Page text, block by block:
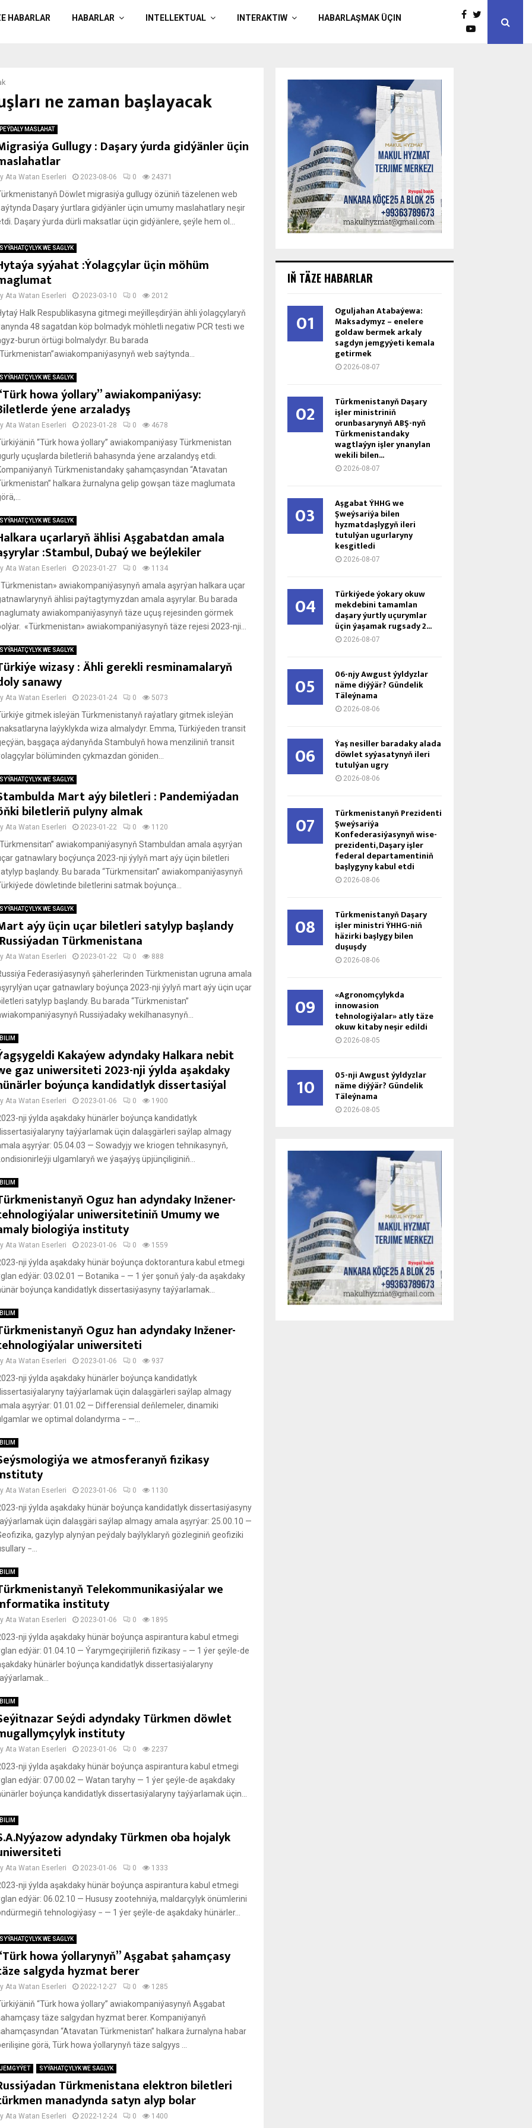
HABARLAR HABARLAR INTELLEKTUAL INTERAKTIW HABARLAŞMAK ÜÇIN
ne zaman başlayacak
PEÝDALY MASLAHAT
Gullugy : Daşary ýurda gidýänler üçin
Ata Watan Eserleri 2023-08-06 0 24371
Döwlet migrasiýa gullugy özüniň täzelenen web
Daşary ýurtlara gidýänler üçin umumy maslahatlary neşir
Daşary ýurda dürli maksatlar üçin gidýänlere, şeýle hem ol...
SYÝAHATÇYLYK WE SAGLYK
syýahat :Ýolagçylar üçin möhüm
Ata Watan Eserleri 2023-03-10 0 2012
Halk Respublikasyna gitmegi meýilleşdirýän ähli ýolagçylaryň
48 sagatdan köp bolmadyk möhletli negatiw PCR testi we
burun örtügi bolmalydyr. Bu barada
web saýtynda...
SYÝAHATÇYLYK WE SAGLYK
howa ýollary” awiakompaniýasy:
ýene arzaladyş
Ata Watan Eserleri 2023-01-28 0 4678
“Türk howa ýollary” awiakompaniýasy Türkmenistan
uçuşlarda biletleriň bahasynda ýene arzalandyş etdi.
Türkmenistandaky şahamçasyndan “Atavatan
halkara žurnalyna gelip gowşan täze maglumata
SYÝAHATÇYLYK WE SAGLYK
uçarlaryň ählisi Aşgabatdan amala
:Stambul, Dubaý we beýlekiler
Ata Watan Eserleri 2023-01-27 0 1134
awiakompaniýasynyň amala aşyrýan halkara uçar
ählisi paýtagtymyzdan amala aşyrylar. Bu barada
awiakompaniýasynyň täze uçuş rejesinden görmek
«Türkmenistan» awiakompaniýasynyň täze rejesi 2023-nji...
SYÝAHATÇYLYK WE SAGLYK
wizasy : Ähli gerekli resminamalaryň
sanawy
Ata Watan Eserleri 2023-01-24 0 5073
gitmek isleýän Türkmenistanyň raýatlary gitmek isleýän
laýyklykda wiza almalydyr. Emma, Türkiýeden transit
başgaça aýdanyňda Stambulyň howa menziliniň transit
bölüminden çykmazdan göniden...
SYÝAHATÇYLYK WE SAGLYK
Mart aýy biletleri : Pandemiýadan
biletleriň pulyny almak
Ata Watan Eserleri 2023-01-22 0 1120
awiakompaniýasynyň Stambuldan amala aşyrýan
gatnawlary boçýunça 2023-nji ýylyň mart aýy üçin biletleri
başlandy. Bu barada “Türkmensitan” awiakompaniýasynyň
döwletinde biletlerini satmak boýunça...
SYÝAHATÇYLYK WE SAGLYK
aýy üçin uçar biletleri satylyp başlandy
Türkmenistana
Ata Watan Eserleri 2023-01-22 0 888
Federasiýasynyň şäherlerinden Türkmenistan ugruna amala
uçar gatnawlary boýunça 2023-nji ýylyň mart aýy üçin uçar
satylyp başlandy. Bu barada “Türkmenistan”
Russiýadaky wekilhanasynyň...
BILIM
Kakaýew adyndaky Halkara nebit
gaz uniwersiteti 2023-nji ýylda aşakdaky
boýunça kandidatlyk dissertasiýal
Ata Watan Eserleri 2023-01-06 0 1900
nji ýylda aşakdaky hünärler boýunça kandidatlyk
taýýarlamak üçin dalaşgärleri saýlap almagy
aşyrýar: 05.04.03 — Sowadyjy we kriogen tehnikasynyň,
ulgamlaryň we ýaşaýyş üpjünçiliginiň...
BILIM
Oguz han adyndaky Inžener-
uniwersitetiniň Umumy we
biologiýa instituty
Ata Watan Eserleri 2023-01-06 0 1559
nji ýylda aşakdaky hünär boýunça doktorantura kabul etmegi
edýär: 03.02.01 — Botanika − — 1 ýer şonuň ýaly-da aşakdaky
boýunça kandidatlyk dissertasiýasyny taýýarlamak...
BILIM
Oguz han adyndaky Inžener-
uniwersiteti
Ata Watan Eserleri 2023-01-06 0 937
nji ýylda aşakdaky hünärler boýunça kandidatlyk
taýýarlamak üçin dalaşgärleri saýlap almagy
aşyrýar: 01.01.02 — Differensial deň­lemeler, dinamiki
we optimal dolandyrma − —...
BILIM
we atmosferanyň fizikasy
Ata Watan Eserleri 2023-01-06 0 1130
nji ýylda aşakdaky hünär boýunça kandidatlyk dissertasiýasyny
üçin dalaşgäri saýlap almagy amala aşyrýar: 25.00.10 —
gazylyp alynýan peýdaly baýlyklaryň gözleginiň geofiziki
−...
BILIM
Telekommunikasiýalar we
instituty
Ata Watan Eserleri 2023-01-06 0 1895
nji ýylda aşakdaky hünär boýunça aspirantura kabul etmegi
edýär: 01.04.10 — Ýarymgeçirijileriň fizikasy − — 1 ýer şeýle-de
hünärler boýunça kandidatlyk dissertasiýalaryny
BILIM
Seýdi adyndaky Türkmen döwlet
instituty
Ata Watan Eserleri 2023-01-06 0 2237
nji ýylda aşakdaky hünär boýunça aspirantura kabul etmegi
edýär: 07.00.02 — Watan taryhy — 1 ýer şeýle-de aşakdaky
boýunça kandidatlyk dissertasiýalaryny taýýarlamak üçin...
BILIM
adyndaky Türkmen oba hojalyk
Ata Watan Eserleri 2023-01-06 0 1333
nji ýylda aşakdaky hünär boýunça aspirantura kabul etmegi
edýär: 06.02.10 — Hususy zootehniýa, maldarçylyk önümlerini
tehnologiýasy − — 1 ýer şeýle-de aşakdaky hünärler...
SYÝAHATÇYLYK WE SAGLYK
howa ýollarynyň” Aşgabat şahamçasy
salgyda hyzmat berer
Ata Watan Eserleri 2022-12-27 0 1285
“Türk howa ýollary” awiakompaniýasynyň Aşgabat
täze salgydan hyzmat berer. Kompaniýanyň
“Atavatan Türkmenistan” halkara žurnalyna habar
görä, Türk howa ýollarynyň täze salgyys ...
JEMGYÝET SYÝAHATÇYLYK WE SAGLYK
Türkmenistana elektron biletleri
manadynda satyn alyp bolar
Ata Watan Eserleri 2022-12-24 0 1400
IŇ TÄZE HABARLAR
01 Oguljahan Atabaýewa:
Maksadymyz – enelere
goldaw bermek arkaly
sagdyn jemgyýeti kemala
getirmek
2026-08-07
02 Türkmenistanyň Daşary
işler ministriniň
orunbasarynyň ABŞ-nyň
Türkmenistandaky
wagtlaýyn işler ynanylan
wekili bilen...
2026-08-07
03 Aşgabat ÝHHG we
Şweýsariýa bilen
hyzmatdaşlygyň ileri
tutulýan ugurlaryny
kesgitledi
2026-08-07
04 Türkiýede ýokary okuw
mekdebini tamamlan
daşary ýurtly uçurymlar
üçin ýaşamak rugsady 2...
2026-08-07
05 06-njy Awgust ýyldyzlar
näme diýýär? Gündelik
Täleýnama
2026-08-06
06 Ýaş ne­sil­ler ba­ra­da­ky ala­da
döw­let sy­ýa­sa­ty­nyň ile­ri
tu­tul­ýan ug­ry
2026-08-06
07 Türkmenistanyň Prezidenti
Şweýsariýa
Konfederasiýasynyň wise-
prezidenti, Daşary işler
federal departamentiniň
başlygyny kabul etdi
2026-08-06
08 Türkmenistanyň Daşary
işler ministri ÝHHG-niň
häzirki başlygy bilen
duşuşdy
2026-08-06
09 «Agronomçylykda
innowasion
tehnologiýalar» atly täze
okuw kitaby neşir edildi
2026-08-05
10 05-nji Awgust ýyldyzlar
näme diýýär? Gündelik
Täleýnama
2026-08-05